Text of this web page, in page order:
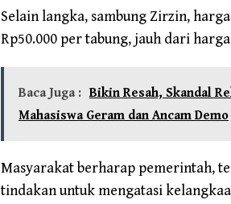
Selain langka, sambung Zirzin,
Rp50.000 per tabung, jauh dari
Baca Juga : Bikin Resah, Skandal
Mahasiswa Geram dan Ancam Demo
Masyarakat berharap pemerintah,
tindakan untuk mengatasi